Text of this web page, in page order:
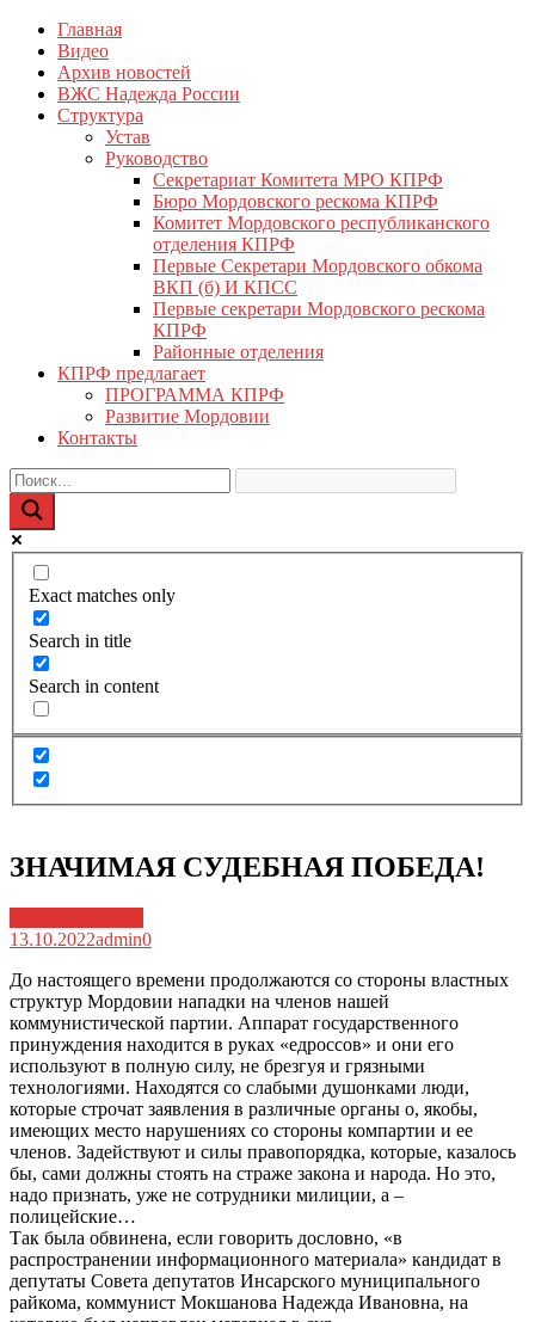
Перейти
содержимому
КПРФ Мордовия
Мордовское Региональное отделение КПРФ
Главная
Видео
Архив новостей
ВЖС Надежда России
Структура
Устав
Руководство
Секретариат Комитета МРО КПРФ
Бюро Мордовского рескома КПРФ
Комитет Мордовского республиканского
отделения КПРФ
Первые Секретари Мордовского обкома
ВКП (б) И КПСС
Первые секретари Мордовского рескома
КПРФ
Районные отделения
КПРФ предлагает
ПРОГРАММА КПРФ
Развитие Мордовии
Контакты
Exact matches only
Search in title
Search in content
ЗНАЧИМАЯ СУДЕБНАЯ ПОБЕДА!
13.10.2022admin0
До настоящего времени продолжаются со стороны властных
структур Мордовии нападки на членов нашей
коммунистической партии. Аппарат государственного
принуждения находится в руках «едроссов» и они его
используют в полную силу, не брезгуя и грязными
технологиями. Находятся со слабыми душонками люди,
которые строчат заявления в различные органы о, якобы,
имеющих место нарушениях со стороны компартии и ее
членов. Задействуют и силы правопорядка, которые, казалось
бы, сами должны стоять на страже закона и народа. Но это,
надо признать, уже не сотрудники милиции, а –
полицейские…
Так была обвинена, если говорить дословно, «в
распространении информационного материала» кандидат в
депутаты Совета депутатов Инсарского муниципального
райкома, коммунист Мокшанова Надежда Ивановна, на